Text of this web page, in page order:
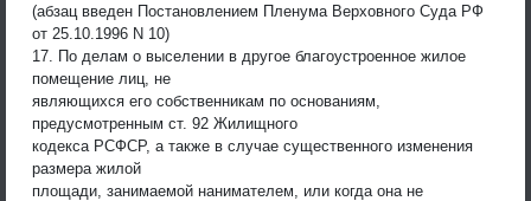
(абзац введен Постановлением Пленума Верховного Суда РФ
от 25.10.1996 N 10)
17. По делам о выселении в другое благоустроенное жилое
помещение лиц, не
являющихся его собственникам по основаниям,
предусмотренным ст. 92 Жилищного
кодекса РСФСР, а также в случае существенного изменения
размера жилой
площади, занимаемой нанимателем, или когда она не